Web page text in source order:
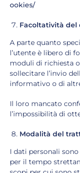
ookies/
Facoltatività
A parte quanto
l’utente è libero di
moduli di richiesta
sollecitare l’invio
informativo o di
Il loro mancato
l’impossibilità di
Modalità del
I dati personali
per il tempo